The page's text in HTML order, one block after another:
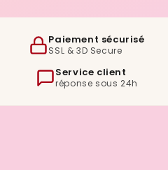
Paiement sécurisé
SSL & 3D Secure
Service client
réponse sous 24h